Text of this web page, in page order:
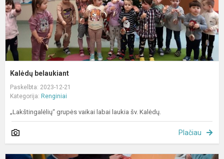
Kalėdų belaukiant
Paskelbta: 2023-12-21
Kategorija: Renginiai
„Lakštingalėlių“ grupės vaikai labai laukia šv. Kalėdų.
Plačiau